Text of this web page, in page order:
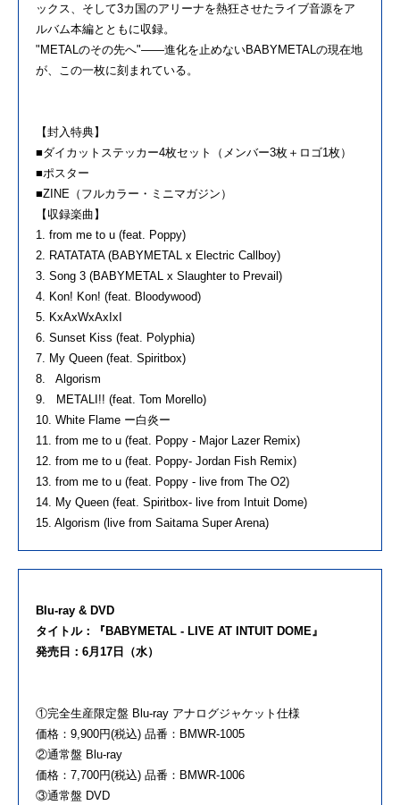
ックス、そして3カ国のアリーナを熱狂させたライブ音源をア
ルバム本編とともに収録。
"METALのその先へ"——進化を止めないBABYMETALの現在地
が、この一枚に刻まれている。
【封入特典】
■ダイカットステッカー4枚セット（メンバー3枚＋ロゴ1枚）
■ポスター
■ZINE（フルカラー・ミニマガジン）
【収録楽曲】
1. from me to u (feat. Poppy)
2. RATATATA (BABYMETAL x Electric Callboy)
3. Song 3 (BABYMETAL x Slaughter to Prevail)
4. Kon! Kon! (feat. Bloodywood)
5. KxAxWxAxIxI
6. Sunset Kiss (feat. Polyphia)
7. My Queen (feat. Spiritbox)
8. Algorism
9. METALI!! (feat. Tom Morello)
10. White Flame ー白炎ー
11. from me to u (feat. Poppy - Major Lazer Remix)
12. from me to u (feat. Poppy- Jordan Fish Remix)
13. from me to u (feat. Poppy - live from The O2)
14. My Queen (feat. Spiritbox- live from Intuit Dome)
15. Algorism (live from Saitama Super Arena)
Blu-ray & DVD
タイトル：『BABYMETAL - LIVE AT INTUIT DOME』
発売日：6月17日（水）
①完全生産限定盤 Blu-ray アナログジャケット仕様
価格：9,900円(税込) 品番：BMWR-1005
②通常盤 Blu-ray
価格：7,700円(税込) 品番：BMWR-1006
③通常盤 DVD